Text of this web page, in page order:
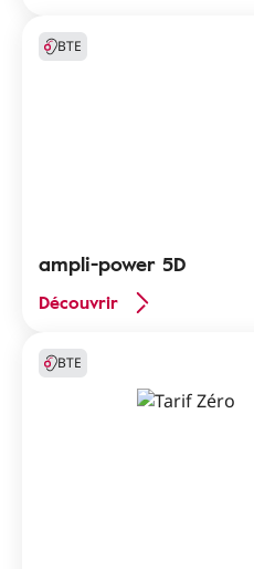
BTE
ampli-power 5D
Découvrir
BTE